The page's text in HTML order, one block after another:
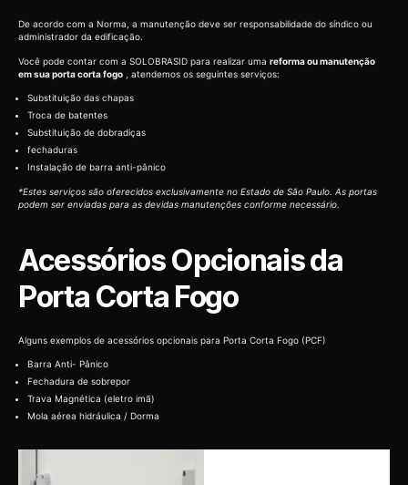
De acordo com a Norma, a manutenção deve ser responsabilidade do síndico ou
administrador da edificação.
Você pode contar com a SOLOBRASID para realizar uma reforma ou manutenção
em sua porta corta fogo , atendemos os seguintes serviços:
Substituição das chapas
Troca de batentes
Substituição de dobradiças
fechaduras
Instalação de barra anti-pânico
*Estes serviços são oferecidos exclusivamente no Estado de São Paulo. As portas
podem ser enviadas para as devidas manutenções conforme necessário.
Acessórios Opcionais da
Porta Corta Fogo
Alguns exemplos de acessórios opcionais para Porta Corta Fogo (PCF)
Barra Anti- Pânico
Fechadura de sobrepor
Trava Magnética (eletro imã)
Mola aérea hidráulica / Dorma